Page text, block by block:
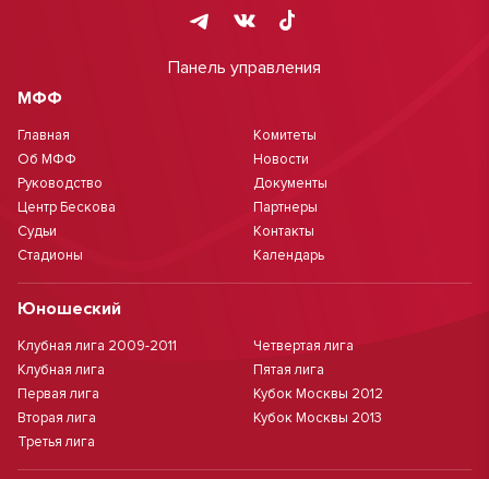
Панель управления
МФФ
Главная
Об МФФ
Руководство
Центр Бескова
Судьи
Стадионы
Комитеты
Новости
Документы
Партнеры
Контакты
Календарь
Юношеский
Клубная лига 2009-2011
Клубная лига
Первая лига
Вторая лига
Третья лига
Четвертая лига
Пятая лига
Кубок Москвы 2012
Кубок Москвы 2013